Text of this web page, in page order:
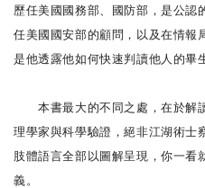
歷任美國國務部、國防部，是公認
任美國國安部的顧問，以及在情報
是他透露他如何快速判讀他人的畢
本書最大的不同之處，在於解
理學家與科學驗證，絕非江湖術士
肢體語言全部以圖解呈現，你一看
義。